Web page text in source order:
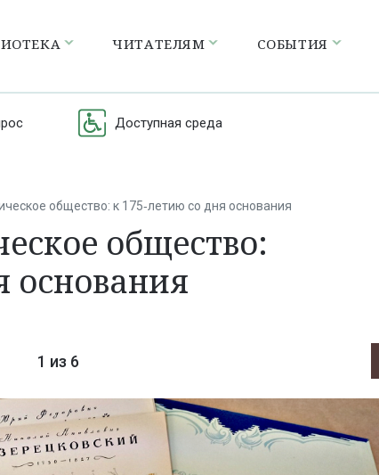
ЧИТАТЕЛЯМ СОБЫТИЯ
Доступная среда
общество: к 175‑летию со дня основания
общество:
основания
1 из 6